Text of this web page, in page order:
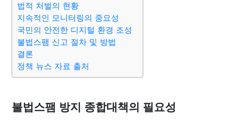
게임 스포츠 사진 대출
맛집 IT 컴퓨터 기술
의료 의학 경제
법적 처벌의 현황
지속적인 모니터링의 중요성
국민의 안전한 디지털 환경 조성
불법스팸 신고 절차 및 방법
결론
정책 뉴스 자료 출처
불법스팸 방지 종합대책의 필요성